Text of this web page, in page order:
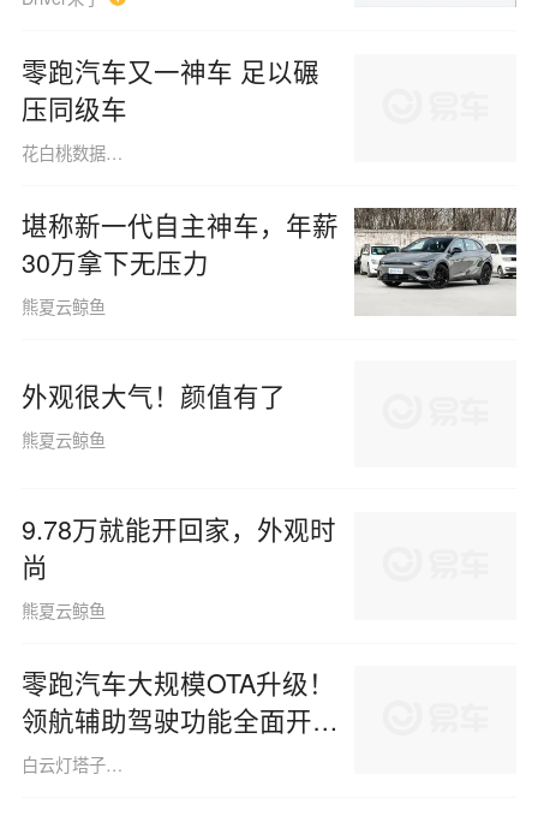
零跑汽车又一神车 足以碾
压同级车
花白桃数据091013
堪称新一代自主神车，年薪
30万拿下无压力
熊夏云鲸鱼
外观很大气！颜值有了
熊夏云鲸鱼
9.78万就能开回家，外观时
尚
熊夏云鲸鱼
零跑汽车大规模OTA升级！
领航辅助驾驶功能全面开
放，老车主永久享受免费智
白云灯塔子hope